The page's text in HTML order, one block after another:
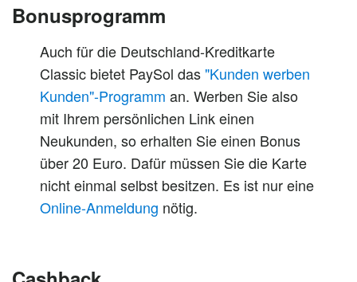
Bonusprogramm
Auch für die Deutschland-Kreditkarte
Classic bietet PaySol das "Kunden werben
Kunden"-Programm an. Werben Sie also
mit Ihrem persönlichen Link einen
Neukunden, so erhalten Sie einen Bonus
über 20 Euro. Dafür müssen Sie die Karte
nicht einmal selbst besitzen. Es ist nur eine
Online-Anmeldung nötig.